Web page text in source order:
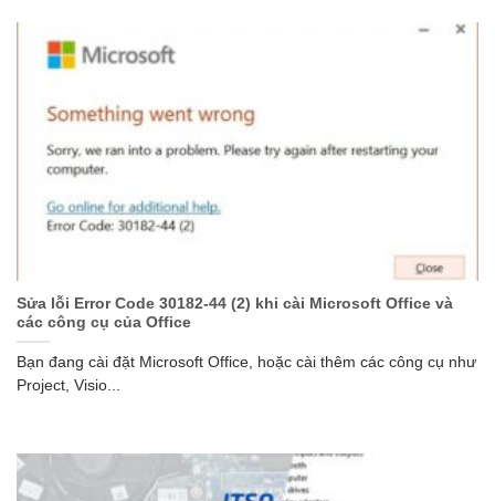
Sửa lỗi Error Code 30182-44 (2) khi cài Microsoft Office và
các công cụ của Office
Bạn đang cài đặt Microsoft Office, hoặc cài thêm các công cụ như
Project, Visio...